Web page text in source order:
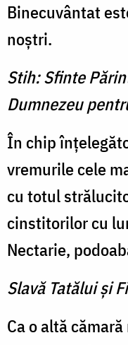
Binecuvântat
noştri.
Stih: Sfinte
Dumnezeu
În chip
vremurile cele
cu totul
cinstitorilor cu
Nectarie,
Slavă Tatălui şi
Ca o altă